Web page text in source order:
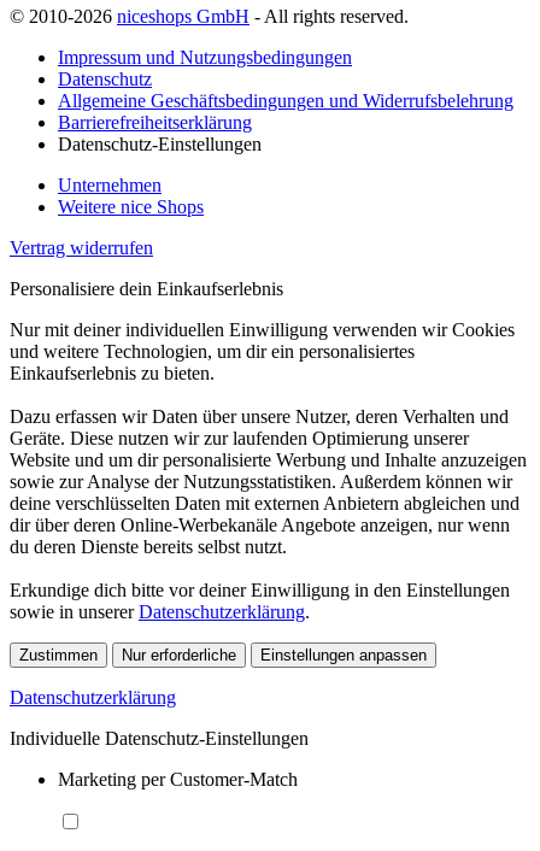
© 2010-2026 niceshops GmbH - All rights reserved.
Impressum und Nutzungsbedingungen
Datenschutz
Allgemeine Geschäftsbedingungen und Widerrufsbelehrung
Barrierefreiheitserklärung
Datenschutz-Einstellungen
Unternehmen
Weitere nice Shops
Vertrag widerrufen
Personalisiere dein Einkaufserlebnis
Nur mit deiner individuellen Einwilligung verwenden wir Cookies
und weitere Technologien, um dir ein personalisiertes
Einkaufserlebnis zu bieten.
Dazu erfassen wir Daten über unsere Nutzer, deren Verhalten und
Geräte. Diese nutzen wir zur laufenden Optimierung unserer
Website und um dir personalisierte Werbung und Inhalte anzuzeigen
sowie zur Analyse der Nutzungsstatistiken. Außerdem können wir
deine verschlüsselten Daten mit externen Anbietern abgleichen und
dir über deren Online-Werbekanäle Angebote anzeigen, nur wenn
du deren Dienste bereits selbst nutzt.
Erkundige dich bitte vor deiner Einwilligung in den Einstellungen
sowie in unsererDatenschutzerklärung.
Zustimmen Nur erforderliche Einstellungen anpassen
Datenschutzerklärung
Individuelle Datenschutz-Einstellungen
Marketing per Customer-Match